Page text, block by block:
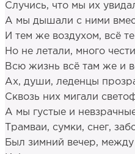
Случись, что мы их
А мы дышали с ними
И тем же воздухом, всё
Но не летали, много
Всю жизнь всё там же и
Ах, души, леденцы
Сквозь них мигали
А мы густые и
Трамваи, сумки, снег,
Был зимний вечер,